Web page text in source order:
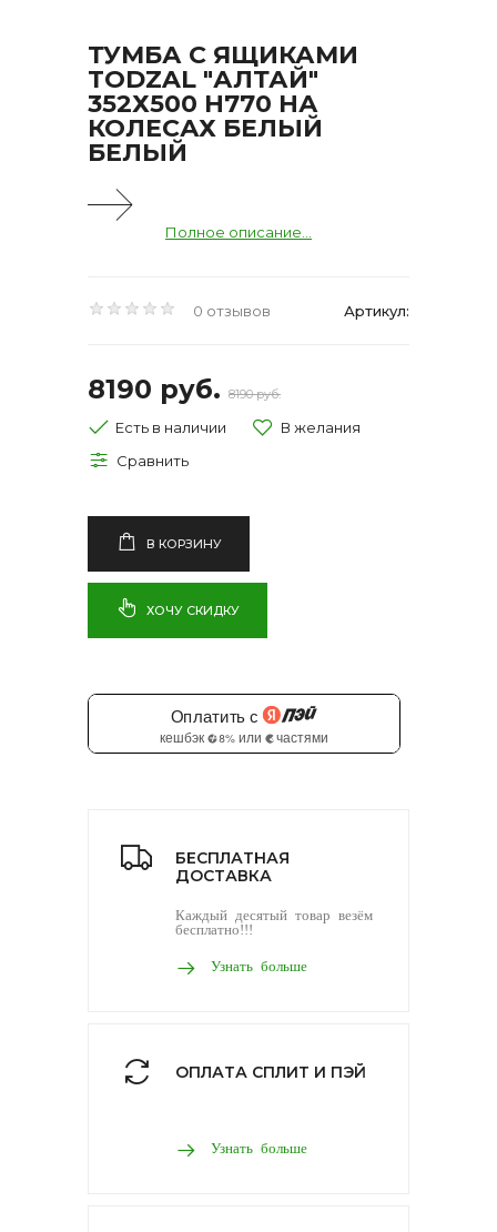
ТУМБА С ЯЩИКАМИ
TODZAL "АЛТАЙ"
352Х500 H770 НА
КОЛЕСАХ БЕЛЫЙ
БЕЛЫЙ
Полное описание...
0 отзывов Артикул:
8190 руб. 8190 руб.
Есть в наличии
В КОРЗИНУ
ХОЧУ СКИДКУ
БЕСПЛАТНАЯ
ДОСТАВКА
Каждый десятый товар везём
бесплатно!!!
Узнать больше
ОПЛАТА СПЛИТ И ПЭЙ
Узнать больше